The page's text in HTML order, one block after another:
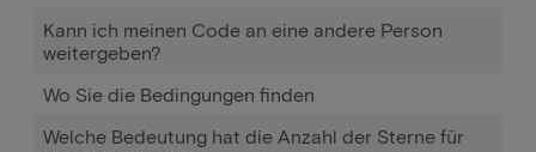
Kann ich meinen Code an eine andere Person
weitergeben?
Wo Sie die Bedingungen finden
Welche Bedeutung hat die Anzahl der Sterne für